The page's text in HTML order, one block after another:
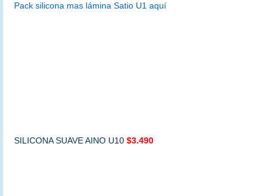
Pack silicona mas lámina Satio U1 aquí
SILICONA SUAVE AINO U10 $3.490